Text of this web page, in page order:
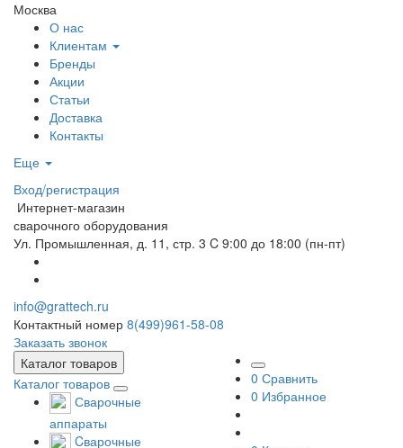
Москва
О нас
Клиентам
Бренды
Акции
Статьи
Доставка
Контакты
Еще
Вход/регистрация
Интернет-магазин
сварочного оборудования
Ул. Промышленная, д. 11, стр. 3 C 9:00 до 18:00 (пн-пт)
info@grattech.ru
Контактный номер 8(499)961-58-08
Заказать звонок
Каталог товаров
Каталог товаров
Сварочные
аппараты
Cварочные
0 Сравнить
0 Избранное